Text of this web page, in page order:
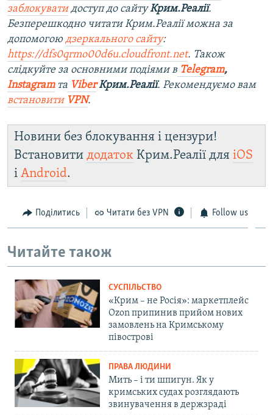
заблокуватидоступ до сайтуКрим.Реалії.
Безперешкодно читати Крим.Реалії можна за
допомогою дзеркального сайту:
https://dfs0qrmo00d6u.cloudfront.net. Також
слідкуйте за основними подіями в Telegram,
Instagramта ViberКрим.Реалії. Рекомендуємо вам
встановити VPN.
Новини без блокування і цензури!
Встановити додаток Крим.Реалії для iOS
і Android.
Поділитись Читати без VPN Follow us
Читайте також
СУСПІЛЬСТВО
«Крим – не Росія»: маркетплейс
Ozon припинив прийом нових
замовлень на Кримському
півострові
ПРАВА ЛЮДИНИ
Мить – і ти шпигун. Як у
кримських судах розглядають
звинувачення в держзраді